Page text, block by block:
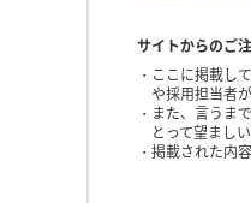
サイトからのご
ここに掲載し
や採用担当者
また、言うま
とって望まし
掲載された内